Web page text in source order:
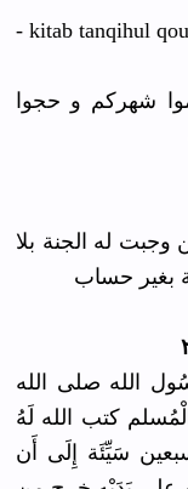
- kitab tanqihul
شهركم و حجوا
له الجنة بلا
بغير حساب
الله صلى الله
كتب الله لَهُ
سَيِّئَة إِلَى أَن